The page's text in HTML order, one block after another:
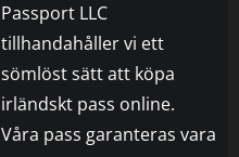
Passport LLC
tillhandahåller vi ett
sömlöst sätt att köpa
irländskt pass online.
Våra pass garanteras vara